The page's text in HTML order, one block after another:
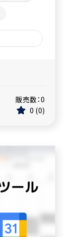
販売数：0
0 0